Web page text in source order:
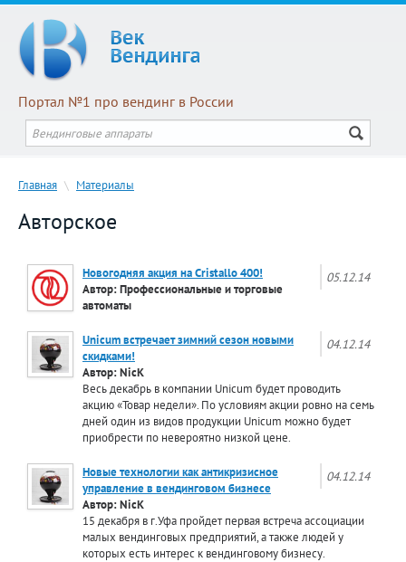
Портал №1 про вендинг в России
Главная \ Материалы
Авторское
05.12.14
Новогодняя акция на Cristallo 400!
Автор: Профессиональные и торговые
автоматы
04.12.14
Unicum встречает зимний сезон новыми
скидками!
Автор: NicK
Весь декабрь в компании Unicum будет проводить
акцию «Товар недели». По условиям акции ровно на семь
дней один из видов продукции Unicum можно будет
приобрести по невероятно низкой цене.
04.12.14
Новые технологии как антикризисное
управление в вендинговом бизнесе
Автор: NicK
15 декабря в г.Уфа пройдет первая встреча ассоциации
малых вендинговых предприятий, а также людей у
которых есть интерес к вендинговому бизнесу.